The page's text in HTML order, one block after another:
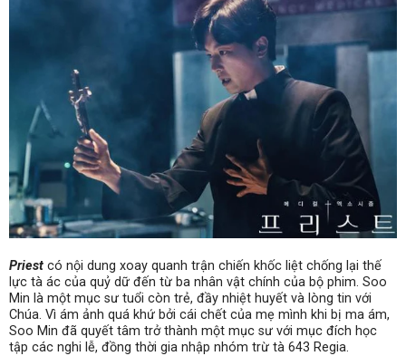
Priest có nội dung xoay quanh trận chiến khốc liệt chống lại thế
lực tà ác của quỷ dữ đến từ ba nhân vật chính của bộ phim. Soo
Min là một mục sư tuổi còn trẻ, đầy nhiệt huyết và lòng tin với
Chúa. Vì ám ảnh quá khứ bởi cái chết của mẹ mình khi bị ma ám,
Soo Min đã quyết tâm trở thành một mục sư với mục đích học
tập các nghi lễ, đồng thời gia nhập nhóm trừ tà 643 Regia.